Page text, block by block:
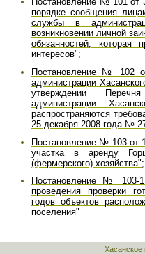
порядке сообщения
службы в
возникновении личной
обязанностей,
интересов";
Постановление № 102
администрации
утверждении
администрации
распространяются
25 декабря 2008 года №
Постановление № 103 от
участка в аренду
(фермерского) хозяйства";
Постановление № 103-
проведения проверки
годов объектов
поселения"
Хасанское